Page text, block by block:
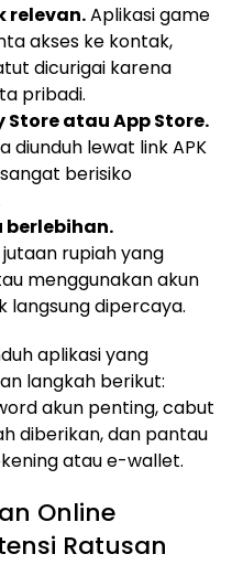
relevan.Aplikasi game
akses ke kontak,
dicurigai karena
pribadi.
atau App Store.
diunduh lewat link APK
berisiko
berlebihan.
rupiah yang
menggunakan akun
langsung dipercaya.
aplikasi yang
langkah berikut:
akun penting, cabut
diberikan, dan pantau
atau e-wallet.
Online
Ratusan